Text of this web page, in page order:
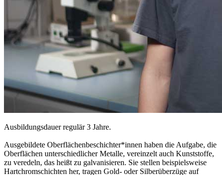
Ausbildungsdauer regulär 3 Jahre.
Ausgebildete Oberflächenbeschichter*innen haben die Aufgabe, die
Oberflächen unterschiedlicher Metalle, vereinzelt auch Kunststoffe,
zu veredeln, das heißt zu galvanisieren. Sie stellen beispielsweise
Hartchromschichten her, tragen Gold- oder Silberüberzüge auf